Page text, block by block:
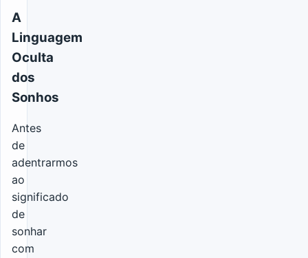
A
Linguagem
Oculta
dos
Sonhos
Antes
de
adentrarmos
ao
significado
de
sonhar
com